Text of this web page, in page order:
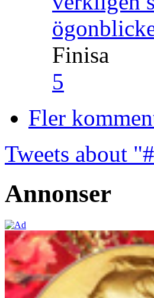
Finisa
5
Fler
Tweets about
Annonser